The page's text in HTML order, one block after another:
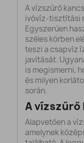
A vízszűrő
ivóvíz-tisztítási
Egyszerűen
széles körben
teszi a csapvíz
javítását.
is megismerni,
és milyen
során.
A vízszűrő
Alapvetően a
amelynek